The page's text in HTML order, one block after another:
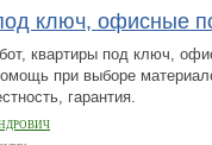
ключ, офисные
квартиры под ключ,
при выборе
гарантия.